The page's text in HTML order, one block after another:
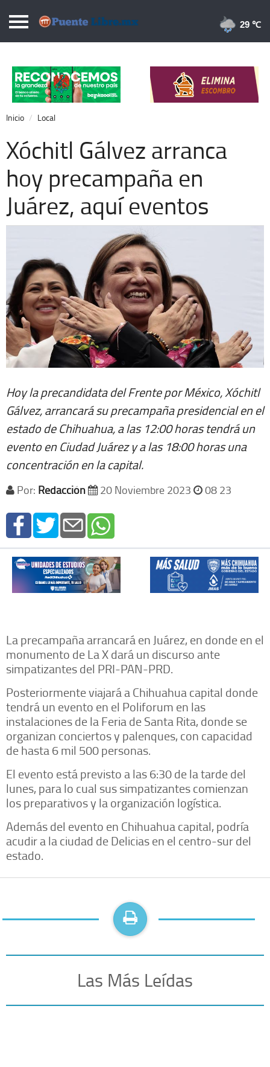
Puentelibre.mx
Local
Nacional
Opinión
Cronos
Economía
Espectáculos
Deportes
29 ℃
Inicio Local
Xóchitl Gálvez arranca
hoy precampaña en
Juárez, aquí eventos
Hoy la precandidata del Frente por México, Xóchitl
Gálvez, arrancará su precampaña presidencial en el
estado de Chihuahua, a las 12:00 horas tendrá un
evento en Ciudad Juárez y a las 18:00 horas una
concentración en la capital.
Por: Redacción 20 Noviembre 2023 08 23
La precampaña arrancará en Juárez, en donde en el
monumento de La X dará un discurso ante
simpatizantes del PRI-PAN-PRD.
Posteriormente viajará a Chihuahua capital donde
tendrá un evento en el Poliforum en las
instalaciones de la Feria de Santa Rita, donde se
organizan conciertos y palenques, con capacidad
de hasta 6 mil 500 personas.
El evento está previsto a las 6:30 de la tarde del
lunes, para lo cual sus simpatizantes comienzan
los preparativos y la organización logística.
Además del evento en Chihuahua capital, podría
acudir a la ciudad de Delicias en el centro-sur del
estado.
Las Más Leídas